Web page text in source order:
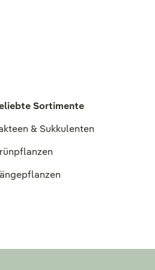
Sortimente
& Sukkulenten